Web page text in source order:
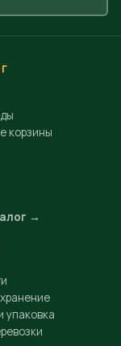
корзины
→
упаковка